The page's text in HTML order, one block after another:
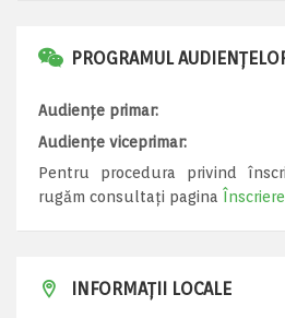
PROGRAMUL
Audiențe primar:
Audiențe viceprimar:
Pentru procedura privind
rugăm consultați pagina
INFORMAȚII LOCALE